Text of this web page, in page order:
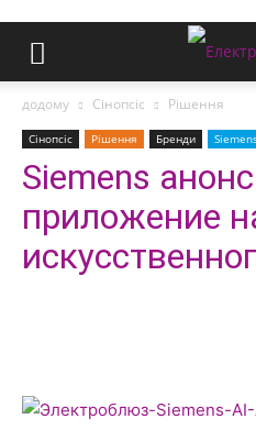
додому Сінопсіс Рішення
Сінопсіс Рішення Бренди
Siemens
приложение